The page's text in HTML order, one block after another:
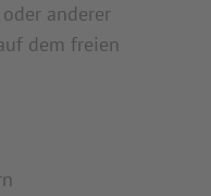
anderer
dem freien